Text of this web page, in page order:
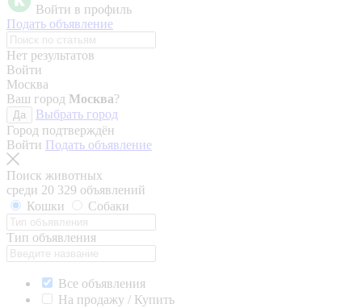
Войти в профиль
Подать объявление
Нет результатов
Войти
Москва
Ваш город Москва?
Да
Выбрать город
Город подтверждён
Войти Подать объявление
Поиск животных
среди 20 329 объявлений
Кошки
Собаки
Тип объявления
Все объявления
На продажу / Купить